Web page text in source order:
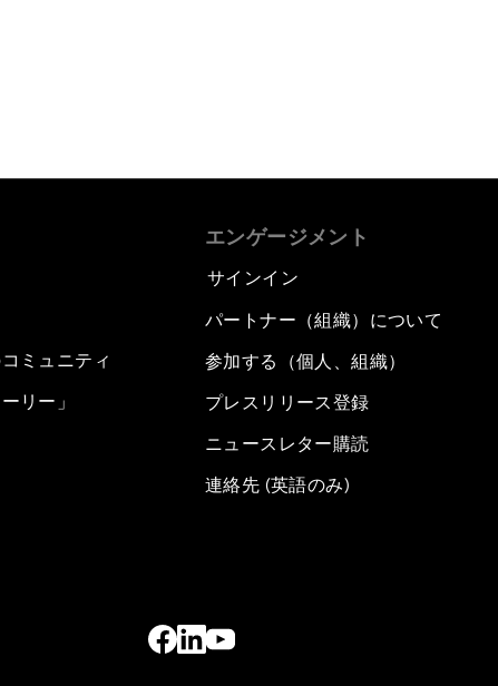
ミュニティ
リー」
エンゲージメント
サインイン
パートナー（組織）について
参加する（個人、組織）
プレスリリース登録
ニュースレター購読
連絡先 (英語のみ)